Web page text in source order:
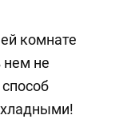
комнате
нем не